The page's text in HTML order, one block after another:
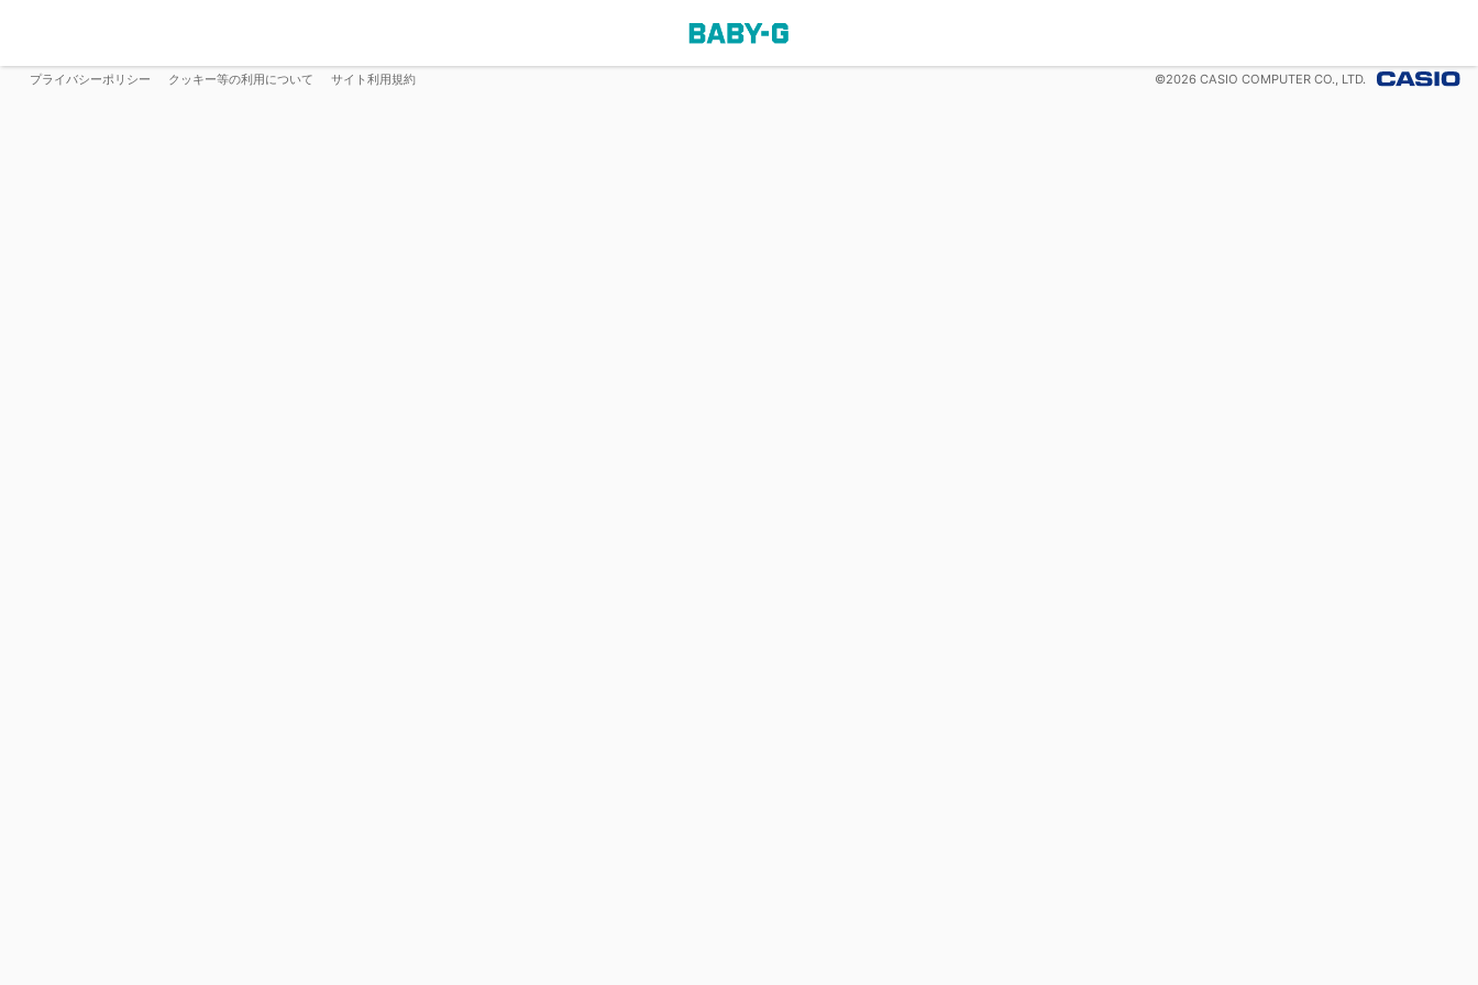
プライバシーポリシー クッキー等の利用について サイト利用規約 ©2026 CASIO COMPUTER CO., LTD.